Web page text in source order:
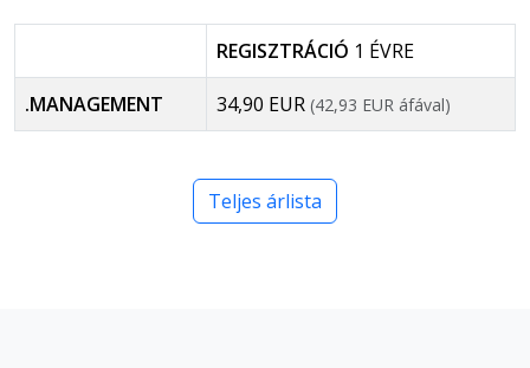
REGISZTRÁCIÓ 1 ÉVRE
.MANAGEMENT 34,90 EUR (42,93 EUR áfával)
Teljes árlista